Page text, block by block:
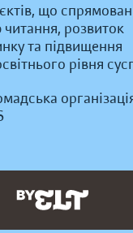
що
розвиток
та підвищення
рівня